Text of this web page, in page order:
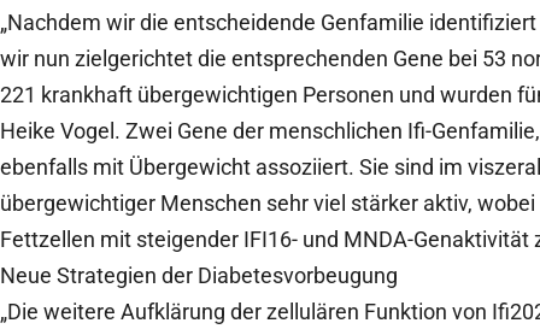
„Nachdem wir die entscheidende Genfamilie
wir nun zielgerichtet die entsprechenden Gene bei 53
221 krankhaft übergewichtigen Personen und wurden
Heike Vogel. Zwei Gene der menschlichen Ifi-
ebenfalls mit Übergewicht assoziiert. Sie sind im
übergewichtiger Menschen sehr viel stärker aktiv, wobei
Fettzellen mit steigender IFI16- und MNDA-Genaktivität
Neue Strategien der Diabetesvorbeugung
„Die weitere Aufklärung der zellulären Funktion von